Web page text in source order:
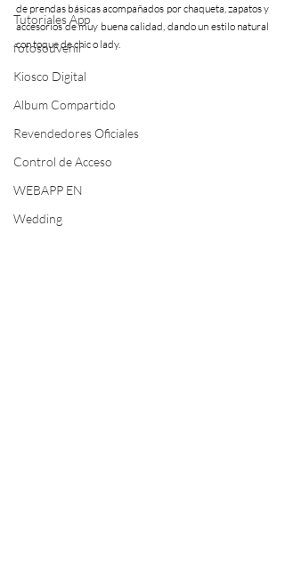
Tutoriales App
fotosouvenir
Kiosco Digital
Album Compartido
Revendedores Oficiales
Control de Acceso
WEBAPP EN
Wedding
de prendas básicas acompañados por chaqueta, zapatos y
accesorios de muy buena calidad, dando un estilo natural
con toque de chic o lady.